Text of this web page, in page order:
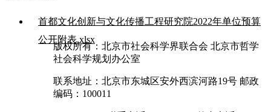
首都文化创新与文化传播工程研究院2022年单位预算
公开附表.xlsx
版权所有：北京市社会科学界联合会 北京市哲学
社会科学规划办公室
联系地址：北京市东城区安外西滨河路19号 邮政
编码：100011